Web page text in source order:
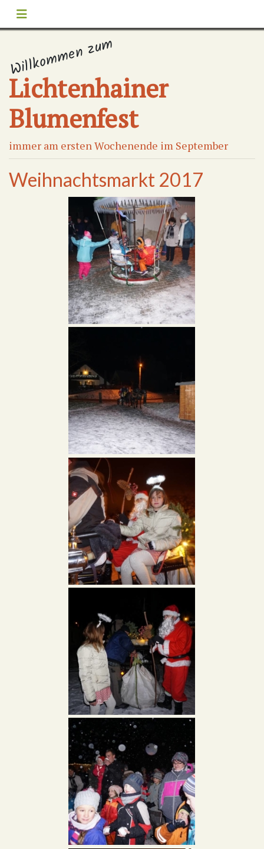
Willkommen zum
Lichtenhainer
Blumenfest
immer am ersten Wochenende im September
Weihnachtsmarkt 2017